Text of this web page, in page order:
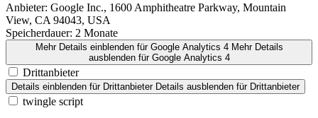
Anbieter: Google Inc., 1600 Amphitheatre Parkway, Mountain
View, CA 94043, USA
Speicherdauer: 2 Monate
Mehr Details einblendenfür Google Analytics 4 Mehr Details
ausblendenfür Google Analytics 4
Drittanbieter
Details einblenden für Drittanbieter Details ausblenden für Drittanbieter
twingle script